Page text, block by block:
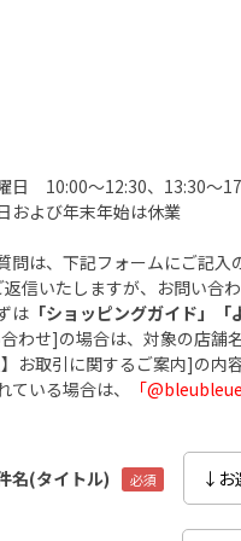
日 10:00〜12:30、13:30〜
および年末年始は休業
問は、下記フォームにご記入
返信いたしますが、お問い合
は 「ショッピングガイド」
わせ]の場合は、対象の店舗
お取引に関するご案内]の内
ている場合は、
「
名(タイトル)